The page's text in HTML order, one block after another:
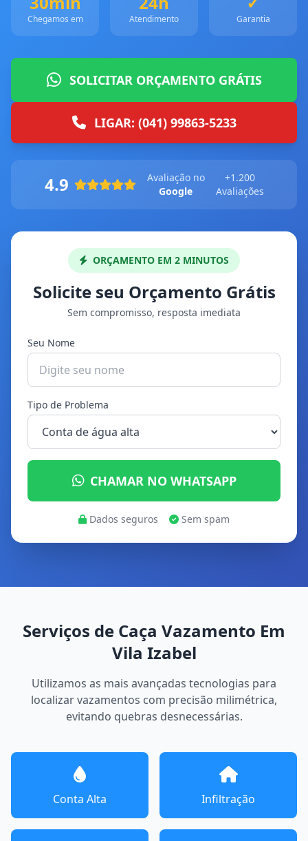
Chegamos em Atendimento Garantia
SOLICITAR ORÇAMENTO GRÁTIS
LIGAR: (041) 99863-5233
4.9
Avaliação no
Google
+1.200
Avaliações
ORÇAMENTO EM 2 MINUTOS
Solicite seu Orçamento Grátis
Sem compromisso, resposta imediata
Seu Nome
Tipo de Problema
CHAMAR NO WHATSAPP
Dados seguros Sem spam
Serviços de Caça Vazamento Em
Vila Izabel
Utilizamos as mais avançadas tecnologias para
localizar vazamentos com precisão milimétrica,
evitando quebras desnecessárias.
Conta Alta Infiltração